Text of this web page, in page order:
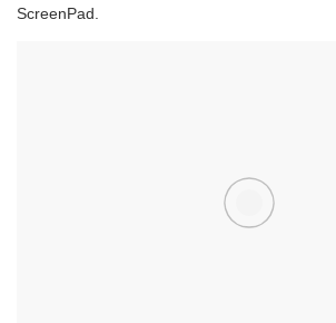
ScreenPad.